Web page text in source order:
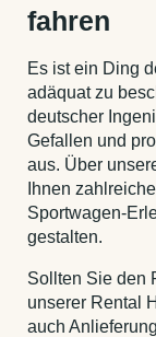
fahren
Es ist ein Ding
adäquat zu
deutscher
Gefallen und
aus. Über
Ihnen
Sportwagen-
gestalten.
Sollten Sie den
unserer Rental
auch